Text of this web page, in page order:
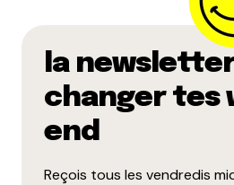
la
changer tes
end
Reçois tous les vendredis